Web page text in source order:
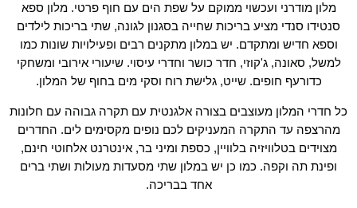
מלון מודרני ועכשוי ממוקם על שפת הים עם חוף פרטי. מלון ספא
סנטידו סנדי מציע בריכות שחייה בסגנון לגונה, שתי בריכות לילדים
וספא חדיש ומתקדם. יש במלון מתקנים רבים ופעילויות שונות כמו
למשל, סאונה, ג'קוזי, חדר כושר וחדרי עיסוי. שיעורי אירובי ומשחקי
כדורעף חופים. שייט, גלישת רוח וסקי מים בחוף של המלון.
כל חדרי המלון מעוצבים בצורה אלגנטית עם תקרה גבוהה עם חלונות
מהרצפה עד התקרה המעניקים לכם נופים מקסימים לים. החדרים
מצוידים בטלוויזיה בלוויין, כספת ומיני בר, אינטרנט אלחוטי חינם,
ופינת תה וקפה. כמו כן יש במלון שתי מסעדות מעולות ושתי ברים
אחד בבריכה.